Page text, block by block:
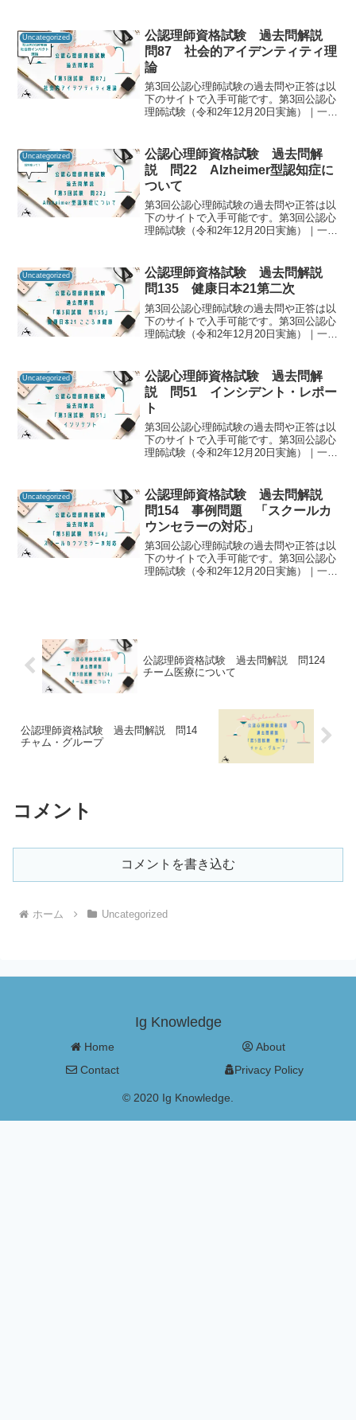
ンター 公認心理試験公認心理師資格試験
の過去...
Uncategorized
公認理師資格試験 過去問解説
問87 社会的アイデンティティ理
論
第3回公認心理師試験の過去問や正答は以
下のサイトで入手可能です。第3回公認心
理師試験（令和2年12月20日実施）｜一般
ることで「自分に必要な知識は何か」を
知るための手が...
Uncategorized
公認心理師資格試験 過去問解
説 問22 Alzheimer型認知症に
ついて
第3回公認心理師試験の過去問や正答は以
下のサイトで入手可能です。第3回公認心
理師試験（令和2年12月20日実施）｜一般
ることで「自分に必要な知識は何か」を
知るための手が...
Uncategorized
公認理師資格試験 過去問解説
問135 健康日本21第二次
第3回公認心理師試験の過去問や正答は以
下のサイトで入手可能です。第3回公認心
理師試験（令和2年12月20日実施）｜一般
ることで「自分に必要な知識は何か」を
知るための手が...
Uncategorized
公認心理師資格試験 過去問解
説 問51 インシデント・レポー
ト
第3回公認心理師試験の過去問や正答は以
下のサイトで入手可能です。第3回公認心
理師試験（令和2年12月20日実施）｜一般
ることで「自分に必要な知識は何か」を
知るための手が...
Uncategorized
公認理師資格試験 過去問解説
問154 事例問題 「スクールカ
ウンセラーの対応」
第3回公認心理師試験の過去問や正答は以
下のサイトで入手可能です。第3回公認心
理師試験（令和2年12月20日実施）｜一般
公認理師資格試験 過去問解説 問124
チーム医療について
公認理師資格試験 過去問解説 問14
チャム・グループ
コメント
コメントを書き込む
ホーム Uncategorized
Ig Knowledge
Home
About
Contact
Privacy Policy
© 2020 Ig Knowledge.